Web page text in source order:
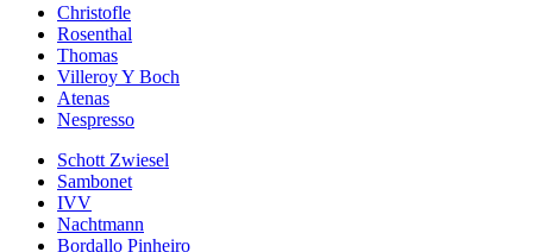
Christofle
Rosenthal
Thomas
Villeroy Y Boch
Atenas
Nespresso
Schott Zwiesel
Sambonet
IVV
Nachtmann
Bordallo Pinheiro